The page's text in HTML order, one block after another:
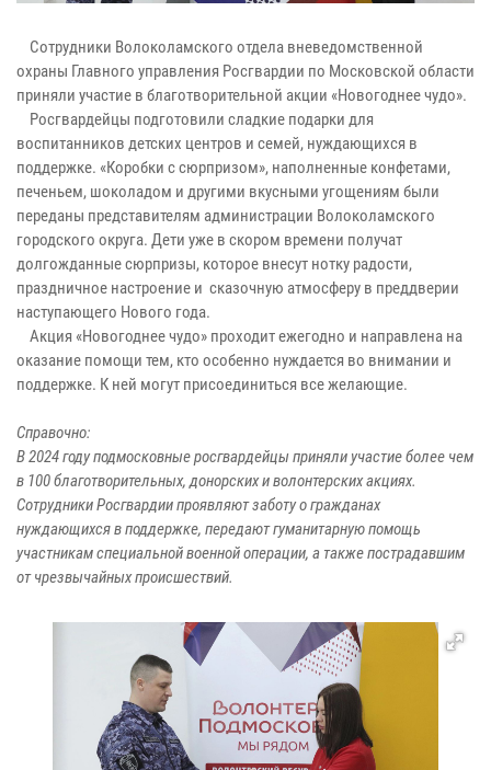
Сотрудники Волоколамского отдела вневедомственной
охраны Главного управления Росгвардии по Московской области
приняли участие в благотворительной акции «Новогоднее чудо».
Росгвардейцы подготовили сладкие подарки для
воспитанников детских центров и семей, нуждающихся в
поддержке. «Коробки с сюрпризом», наполненные конфетами,
печеньем, шоколадом и другими вкусными угощениям были
переданы представителям администрации Волоколамского
городского округа. Дети уже в скором времени получат
долгожданные сюрпризы, которое внесут нотку радости,
праздничное настроение и сказочную атмосферу в преддверии
наступающего Нового года.
Акция «Новогоднее чудо» проходит ежегодно и направлена на
оказание помощи тем, кто особенно нуждается во внимании и
поддержке. К ней могут присоединиться все желающие.
Справочно:
В 2024 году подмосковные росгвардейцы приняли участие более чем
в 100 благотворительных, донорских и волонтерских акциях.
Сотрудники Росгвардии проявляют заботу о гражданах
нуждающихся в поддержке, передают гуманитарную помощь
участникам специальной военной операции, а также пострадавшим
от чрезвычайных происшествий.